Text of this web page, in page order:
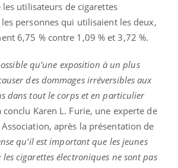
utilisateurs de cigarettes
personnes qui utilisaient les deux,
6,75 % contre 1,09 % et 3,72 %.
qu'une exposition à un plus
des dommages irréversibles aux
dans tout le corps et en particulier
conclu Karen L. Furie, une experte de
après la présentation de
qu'il est important que les jeunes
cigarettes électroniques ne sont pas